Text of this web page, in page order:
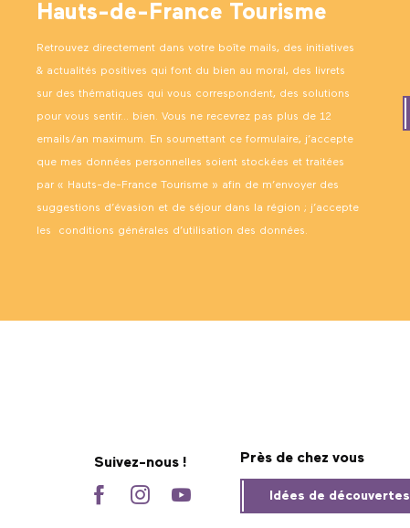
Hauts-de-France Tourisme
Retrouvez directement dans votre boîte mails, des initiatives
& actualités positives qui font du bien au moral, des livrets
sur des thématiques qui vous correspondent, des solutions
pour vous sentir… bien. Vous ne recevrez pas plus de 12
emails/an maximum. En soumettant ce formulaire, j’accepte
que mes données personnelles soient stockées et traitées
par « Hauts-de-France Tourisme » afin de m’envoyer des
suggestions d’évasion et de séjour dans la région ; j’accepte
les conditions générales d’utilisation des données.
Suivez-nous ! Près de chez vous
Idées de découvertes